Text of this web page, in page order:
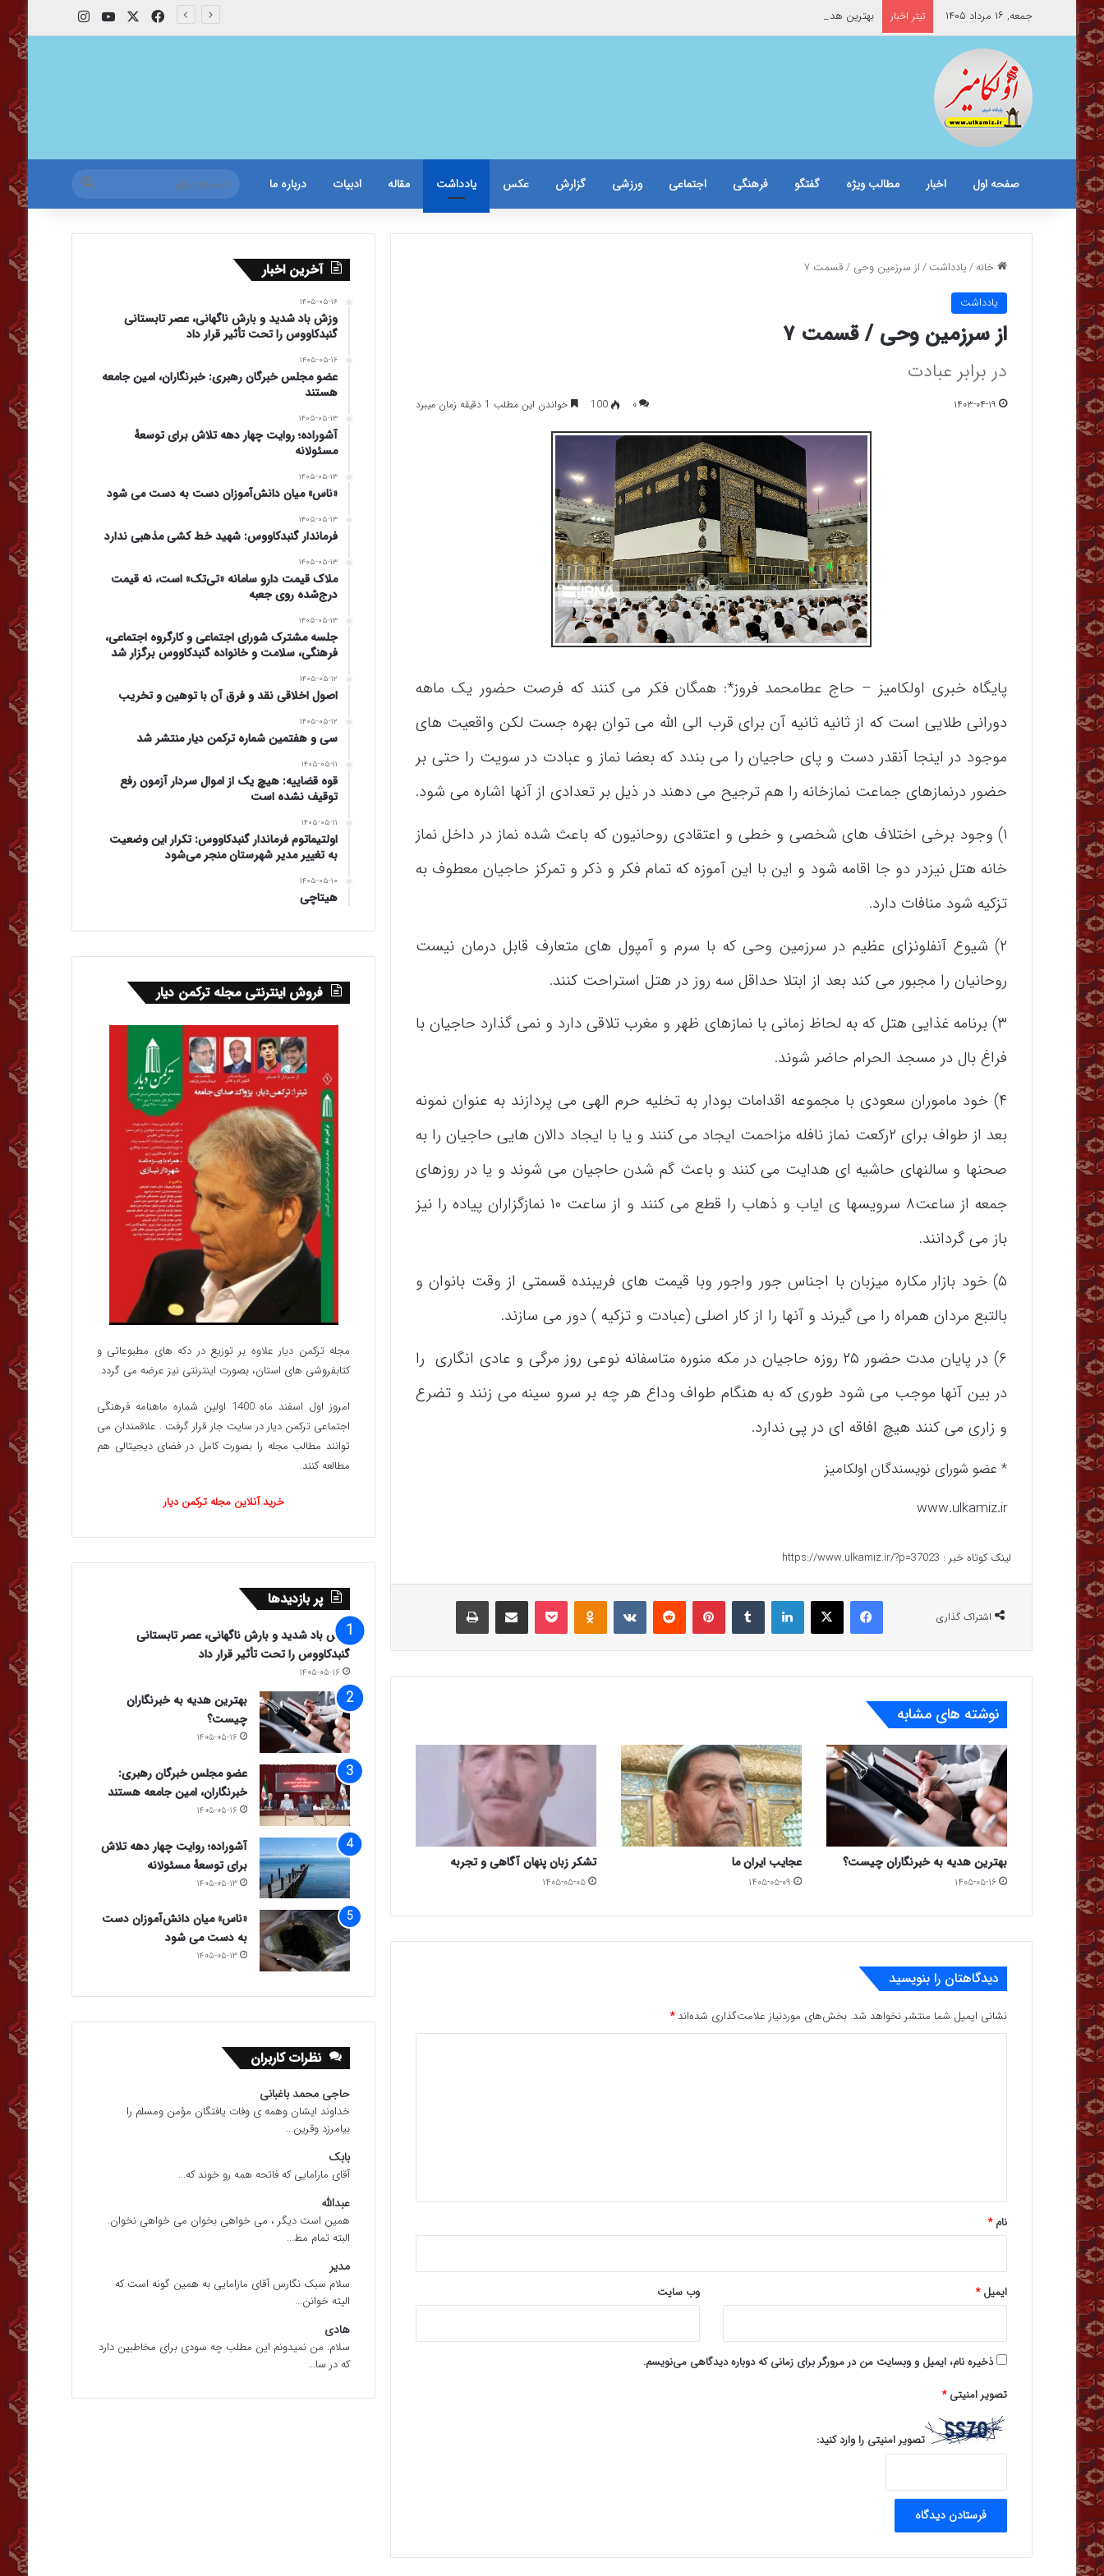
جمعه, ۱۶ مرداد ۱۴۰۵ تیتر اخبار بهترین هدیه به خبرنگاران چیست؟ فیس بوکیوتیوباینستاگرام
صفحه اول اخبار مطالب ویژه گفتگو فرهنگی اجتماعی ورزشی گزارش عکس یادداشت مقاله ادبیات درباره ما
جستجو
برای
خانه/یادداشت/از سرزمین وحی / قسمت ۷
یادداشت
از سرزمین وحی / قسمت ۷
در برابر عبادت
۱۴۰۳-۰۴-۱۹ ۰ 100 خواندن این مطلب 1 دقیقه زمان میبرد
پایگاه خبری اولکامیز – حاج عطامحمد فروز*: همگان فکر می کنند که فرصت حضور یک ماهه
دورانی طلایی است که از ثانیه ثانیه آن برای قرب الی الله می توان بهره جست لکن واقعیت های
موجود در اینجا آنقدر دست و پای حاجیان را می بندد که بعضا نماز و عبادت در سویت را حتی بر
حضور درنمازهای جماعت نمازخانه را هم ترجیح می دهند در ذیل بر تعدادی از آنها اشاره می شود.
۱) وجود برخی اختلاف های شخصی و خطی و اعتقادی روحانیون که باعث شده نماز در داخل نماز
خانه هتل نیزدر دو جا اقامه شود و این با این آموزه که تمام فکر و ذکر و تمرکز حاجیان معطوف به
تزکیه شود منافات دارد.
۲) شیوع آنفلونزای عظیم در سرزمین وحی که با سرم و آمپول های متعارف قابل درمان نیست
روحانیان را مجبور می کند بعد از ابتلا حداقل سه روز در هتل استراحت کنند.
۳) برنامه غذایی هتل که به لحاظ زمانی با نمازهای ظهر و مغرب تلاقی دارد و نمی گذارد حاجیان با
فراغ بال در مسجد الحرام حاضر شوند.
۴) خود ماموران سعودی با مجموعه اقدامات بودار به تخلیه حرم الهی می پردازند به عنوان نمونه
بعد از طواف برای ۲رکعت نماز نافله مزاحمت ایجاد می کنند و یا با ایجاد دالان هایی حاجیان را به
صحنها و سالنهای حاشیه ای هدایت می کنند و باعث گم شدن حاجیان می شوند و یا در روزهای
جمعه از ساعت۸ سرویسها ی ایاب و ذهاب را قطع می کنند و از ساعت ۱۰ نمازگزاران پیاده را نیز
باز می گردانند.
۵) خود بازار مکاره میزبان با اجناس جور واجور وبا قیمت های فریبنده قسمتی از وقت بانوان و
بالتبع مردان همراه را می گیرند و آنها را از کار اصلی (عبادت و تزکیه ) دور می سازند.
۶) در پایان مدت حضور ۲۵ روزه حاجیان در مکه منوره متاسفانه نوعی روز مرگی و عادی انگاری را
در بین آنها موجب می شود طوری که به هنگام طواف وداع هر چه بر سرو سینه می زنند و تضرع
و زاری می کنند هیچ افاقه ای در پی ندارد.
* عضو شورای نویسندگان اولکامیز
www.ulkamiz.ir
لینک کوتاه خبر : https://www.ulkamiz.ir/?p=37023
اشتراک گذاری
فیس بوک X لینکدین ‫پین‌ترست ‫رددیت پاکت اشتراک گذاری از طریق ایمیل
نوشته های مشابه
بهترین هدیه به خبرنگاران چیست؟
۱۴۰۵-۰۵-۱۶
عجایب ایران ما
۱۴۰۵-۰۵-۰۹
تشکر زبان پنهان آگاهی و تجربه
۱۴۰۵-۰۵-۰۵
دیدگاهتان را بنویسید
نشانی ایمیل شما منتشر نخواهد شد. بخش‌های موردنیاز علامت‌گذاری شده‌اند*
نام*
ایمیل* وب‌ سایت
ذخیره نام، ایمیل و وبسایت من در مرورگر برای زمانی که دوباره دیدگاهی می‌نویسم.
تصویر امنیتی*
تصویر امنیتی را وارد کنید:
آخرین اخبار
۱۴۰۵-۰۵-۱۶
وزش باد شدید و بارش ناگهانی، عصر تابستانی
گنبدکاووس را تحت تأثیر قرار داد
۱۴۰۵-۰۵-۱۶
عضو مجلس خبرگان رهبری: خبرنگاران، امین جامعه
هستند
۱۴۰۵-۰۵-۱۳
آشوراده؛ روایت چهار دهه تلاش برای توسعهٔ
مسئولانه
۱۴۰۵-۰۵-۱۳
«ناس» میان دانش‌آموزان دست به دست می شود
۱۴۰۵-۰۵-۱۳
فرماندار گنبدکاووس: شهید خط کشی مذهبی ندارد
۱۴۰۵-۰۵-۱۳
ملاک قیمت دارو سامانه «تی‌تک» است، نه قیمت
درج‌شده روی جعبه
۱۴۰۵-۰۵-۱۳
جلسه مشترک شورای اجتماعی و کارگروه اجتماعی،
فرهنگی، سلامت و خانواده گنبدکاووس برگزار شد
۱۴۰۵-۰۵-۱۲
اصول اخلاقی نقد و فرق آن با توهین و تخریب
۱۴۰۵-۰۵-۱۲
سی و هفتمین شماره ترکمن دیار منتشر شد
۱۴۰۵-۰۵-۱۱
قوه قضاییه: هیچ یک از اموال سردار آزمون رفع
توقیف نشده است
۱۴۰۵-۰۵-۱۱
اولتیماتوم فرماندار گنبدکاووس: تکرار این وضعیت
به تغییر مدیر شهرستان منجر می‌شود
۱۴۰۵-۰۵-۱۰
هیتاچی
فروش اینترنتی مجله ترکمن دیار
مجله ترکمن دیار علاوه بر توزیع در دکه های مطبوعاتی و
کتابفروشی های استان، بصورت اینترنتی نیز عرضه می گردد.‌
امروز اول اسفند ماه 1400 اولین شماره ماهنامه فرهنگی
اجتماعی ترکمن دیار در سایت جار قرار گرفت . علاقمندان می
توانند مطالب مجله را بصورت کامل در فضای دیجیتالی هم
مطالعه کنند.
خرید آنلاین مجله ترکمن دیار
پر بازدیدها
وزش باد شدید و بارش ناگهانی، عصر تابستانی
گنبدکاووس را تحت تأثیر قرار داد
۱۴۰۵-۰۵-۱۶
بهترین هدیه به خبرنگاران
چیست؟
۱۴۰۵-۰۵-۱۶
عضو مجلس خبرگان رهبری:
خبرنگاران، امین جامعه هستند
۱۴۰۵-۰۵-۱۶
آشوراده؛ روایت چهار دهه تلاش
برای توسعهٔ مسئولانه
۱۴۰۵-۰۵-۱۳
«ناس» میان دانش‌آموزان دست
به دست می شود
۱۴۰۵-۰۵-۱۳
نظرات کاربران
حاجی محمد باغبانی
خداوند ایشان وهمه ی وفات یافتگان مؤمن ومسلم را
بیامرزد وقرین...
بابک
آقای مارامایی که فاتحه همه رو خوند که...
عبدالله
همین است دیگر ، می خواهی بخوان می خواهی نخوان.
البته تمام مط...
مدیر
سلام سبک نگارس آقای مارامایی به همین گونه است که
الیته خوانن...
هادی
سلام. من نمیدونم این مطلب چه سودی برای مخاطبین دارد
که در سا...